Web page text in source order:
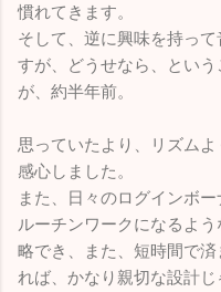
慣れてきます。
そして、逆に興味を持っ
すが、どうせなら、とい
が、約半年前。
思っていたより、リズム
感心しました。
また、日々のログインボ
ルーチンワークになるよ
略でき、また、短時間で
れば、かなり親切な設計じ